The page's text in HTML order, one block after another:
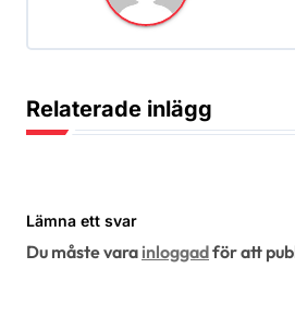
s
a
g
e
Relaterade inlägg
Lämna ett svar
Du måste vara inloggadför att